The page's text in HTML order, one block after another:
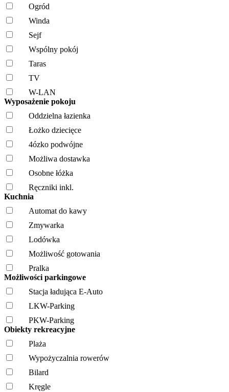
Ogród
Winda
Sejf
Wspólny pokój
Taras
TV
W-LAN
Wyposażenie pokoju
Oddzielna łazienka
Łożko dziecięce
4ózko podwójne
Możliwa dostawka
Osobne łóżka
Ręczniki inkl.
Kuchnia
Automat do kawy
Zmywarka
Lodówka
Możliwość gotowania
Pralka
Możliwości parkingowe
Stacja ładująca E-Auto
LKW-Parking
PKW-Parking
Obiekty rekreacyjne
Plaża
Wypożyczalnia rowerów
Bilard
Kręgle